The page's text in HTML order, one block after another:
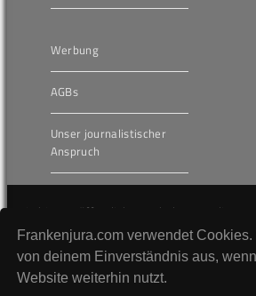
Frankenjura.com verwendet Cookies.
von deinem Einverständnis aus,
Website weiterhin nutzt.
Werbung
AGBs
Unser journalistischer
Anspruch
Die hier veröffentlichten Inhalte
Urheberrecht (Copyright) und dürfen nicht
unverändert wiederveröffentlicht werden.
wir auf juristischem Wege vorgehen.